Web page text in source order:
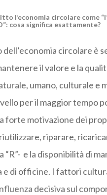
l’economia circolare come
cosa significa esattamente?
dell’economia circolare è
il valore e la
umano, culturale e
per il maggior tempo
forte motivazione dei
riparare,
“R”- e la disponibilità di
e di officine. I fattori
decisiva sul